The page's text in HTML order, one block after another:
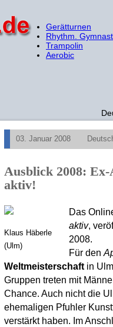
Gerätturnen
Rhythm.
Trampolin
Aerobic
03. Januar 2008
Ausblick 2008:
aktiv!
Klaus Häberle
(Ulm)
Das
aktiv,
2008.
Für den
Weltmeisterschaft in
Gruppen treten mit
Chance. Auch nicht die
ehemaligen Pfuhler
verstärkt haben. Im